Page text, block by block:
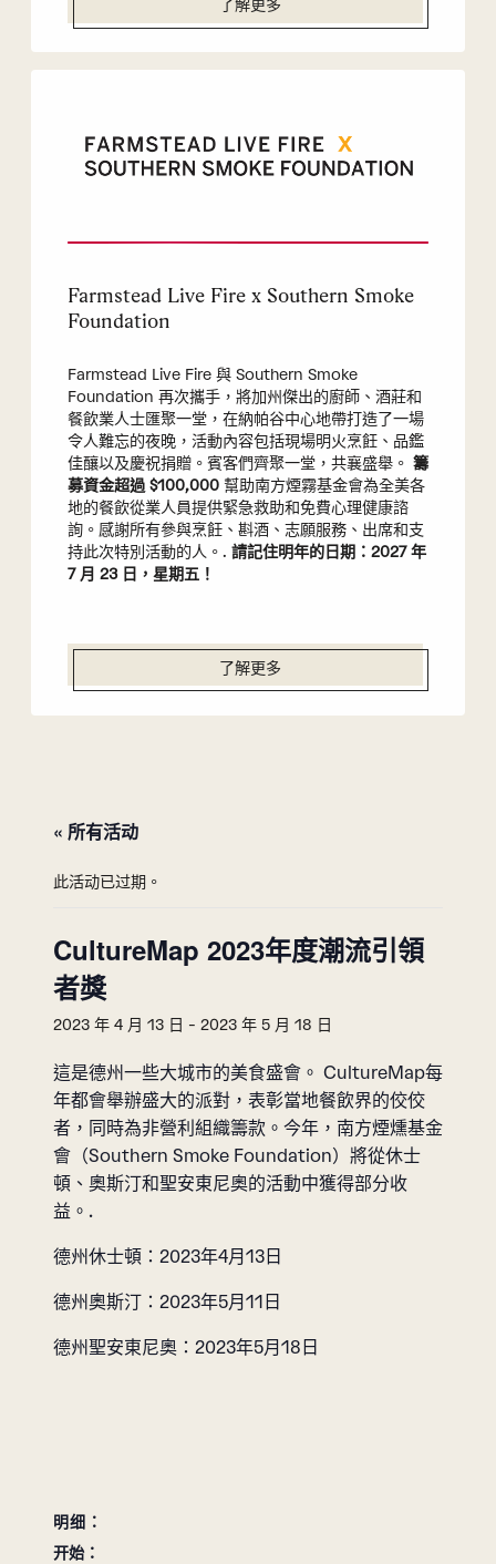
了解更多
Farmstead Live Fire x Southern Smoke
Foundation
Farmstead Live Fire 與 Southern Smoke
Foundation 再次攜手，將加州傑出的廚師、酒莊和
餐飲業人士匯聚一堂，在納帕谷中心地帶打造了一場
令人難忘的夜晚，活動內容包括現場明火烹飪、品鑑
佳釀以及慶祝捐贈。賓客們齊聚一堂，共襄盛舉。 籌
募資金超過 $100,000幫助南方煙霧基金會為全美各
地的餐飲從業人員提供緊急救助和免費心理健康諮
詢。感謝所有參與烹飪、斟酒、志願服務、出席和支
持此次特別活動的人。. 請記住明年的日期：2027 年
7 月 23 日，星期五！
了解更多
« 所有活动
此活动已过期。
CultureMap 2023年度潮流引領
者獎
2023 年 4 月 13 日 - 2023 年 5 月 18 日
這是德州一些大城市的美食盛會。 CultureMap每
年都會舉辦盛大的派對，表彰當地餐飲界的佼佼
者，同時為非營利組織籌款。今年，南方煙燻基金
會（Southern Smoke Foundation）將從休士
頓、奧斯汀和聖安東尼奧的活動中獲得部分收
益。.
德州休士頓：2023年4月13日
德州奧斯汀：2023年5月11日
德州聖安東尼奧：2023年5月18日
明细：
开始：